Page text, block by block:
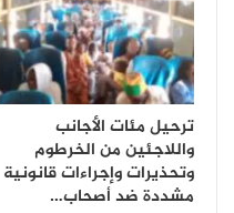
ترحيل مئات الأجانب
واللاجئين من الخرطوم
وتحذيرات وإجراءات قانونية
مشددة ضد أصحاب…